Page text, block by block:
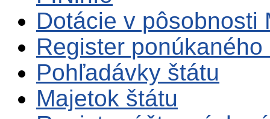
Dotácie v pôsobnosti
Register
Pohľadávky štátu
Majetok štátu